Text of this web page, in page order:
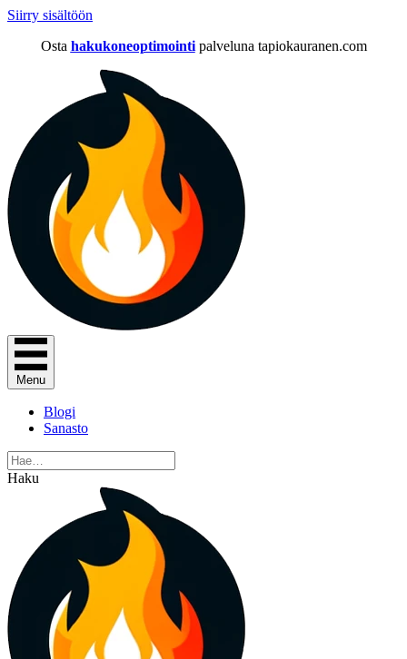
Siirry sisältöön
Osta hakukoneoptimointi palveluna tapiokauranen.com
Menu
Blogi
Sanasto
Haku